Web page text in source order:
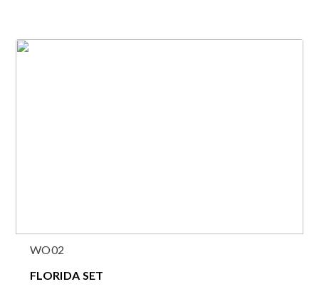
WO02
FLORIDA SET